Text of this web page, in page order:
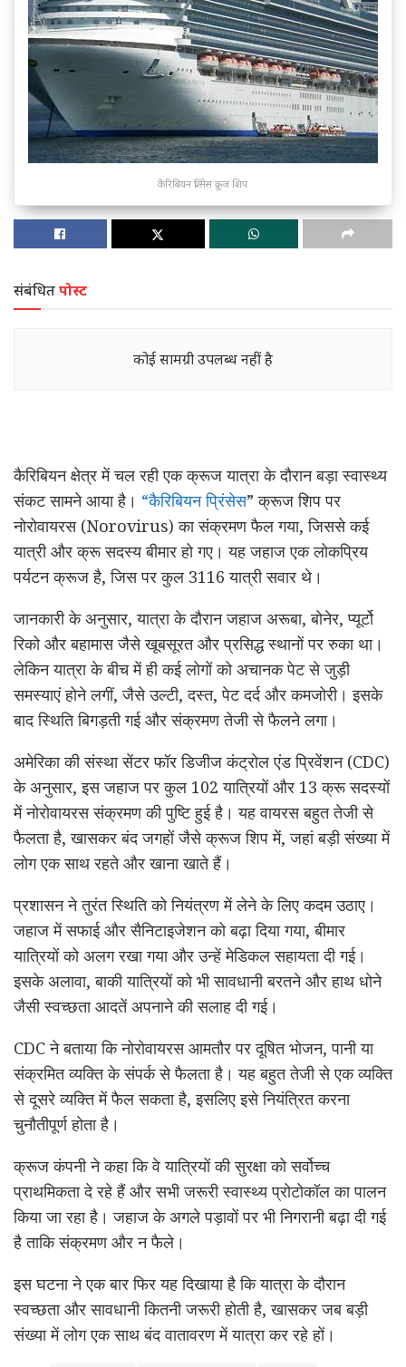
कैरिबियन प्रिंसेस क्रूज शिप
संबंधितपोस्ट
कोई सामग्री उपलब्ध नहीं है
कैरिबियन क्षेत्र में चल रही एक क्रूज यात्रा के दौरान बड़ा स्वास्थ्य
संकट सामने आया है। “कैरिबियन प्रिंसेस” क्रूज शिप पर
नोरोवायरस (Norovirus) का संक्रमण फैल गया, जिससे कई
यात्री और क्रू सदस्य बीमार हो गए। यह जहाज एक लोकप्रिय
पर्यटन क्रूज है, जिस पर कुल 3116 यात्री सवार थे।
जानकारी के अनुसार, यात्रा के दौरान जहाज अरूबा, बोनेर, प्यूर्टो
रिको और बहामास जैसे खूबसूरत और प्रसिद्ध स्थानों पर रुका था।
लेकिन यात्रा के बीच में ही कई लोगों को अचानक पेट से जुड़ी
समस्याएं होने लगीं, जैसे उल्टी, दस्त, पेट दर्द और कमजोरी। इसके
बाद स्थिति बिगड़ती गई और संक्रमण तेजी से फैलने लगा।
अमेरिका की संस्था सेंटर फॉर डिजीज कंट्रोल एंड प्रिवेंशन (CDC)
के अनुसार, इस जहाज पर कुल 102 यात्रियों और 13 क्रू सदस्यों
में नोरोवायरस संक्रमण की पुष्टि हुई है। यह वायरस बहुत तेजी से
फैलता है, खासकर बंद जगहों जैसे क्रूज शिप में, जहां बड़ी संख्या में
लोग एक साथ रहते और खाना खाते हैं।
प्रशासन ने तुरंत स्थिति को नियंत्रण में लेने के लिए कदम उठाए।
जहाज में सफाई और सैनिटाइजेशन को बढ़ा दिया गया, बीमार
यात्रियों को अलग रखा गया और उन्हें मेडिकल सहायता दी गई।
इसके अलावा, बाकी यात्रियों को भी सावधानी बरतने और हाथ धोने
जैसी स्वच्छता आदतें अपनाने की सलाह दी गई।
CDC ने बताया कि नोरोवायरस आमतौर पर दूषित भोजन, पानी या
संक्रमित व्यक्ति के संपर्क से फैलता है। यह बहुत तेजी से एक व्यक्ति
से दूसरे व्यक्ति में फैल सकता है, इसलिए इसे नियंत्रित करना
चुनौतीपूर्ण होता है।
क्रूज कंपनी ने कहा कि वे यात्रियों की सुरक्षा को सर्वोच्च
प्राथमिकता दे रहे हैं और सभी जरूरी स्वास्थ्य प्रोटोकॉल का पालन
किया जा रहा है। जहाज के अगले पड़ावों पर भी निगरानी बढ़ा दी गई
है ताकि संक्रमण और न फैले।
इस घटना ने एक बार फिर यह दिखाया है कि यात्रा के दौरान
स्वच्छता और सावधानी कितनी जरूरी होती है, खासकर जब बड़ी
संख्या में लोग एक साथ बंद वातावरण में यात्रा कर रहे हों।